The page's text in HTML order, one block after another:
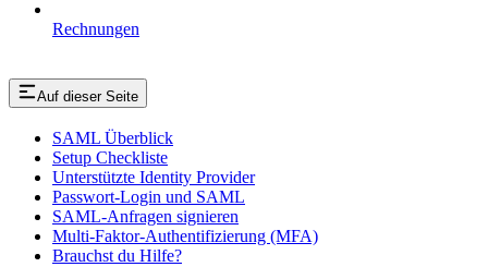
Rechnungen
Auf dieser Seite
SAML Überblick
Setup Checkliste
Unterstützte Identity Provider
Passwort-Login und SAML
SAML-Anfragen signieren
Multi-Faktor-Authentifizierung (MFA)
Brauchst du Hilfe?